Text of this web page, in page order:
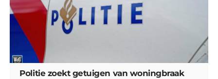
Politie zoekt getuigen van woningbraak